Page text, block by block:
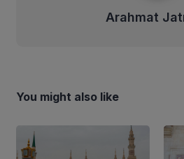
Arahmat
You might also like